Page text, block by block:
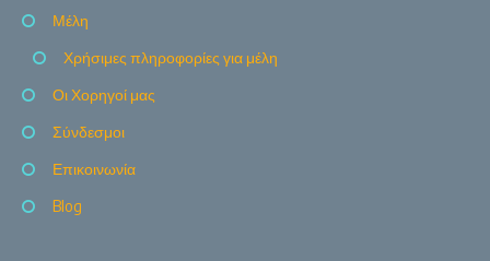
Μέλη
Χρήσιμες πληροφορίες για μέλη
Οι Χορηγοί μας
Σύνδεσμοι
Επικοινωνία
Blog